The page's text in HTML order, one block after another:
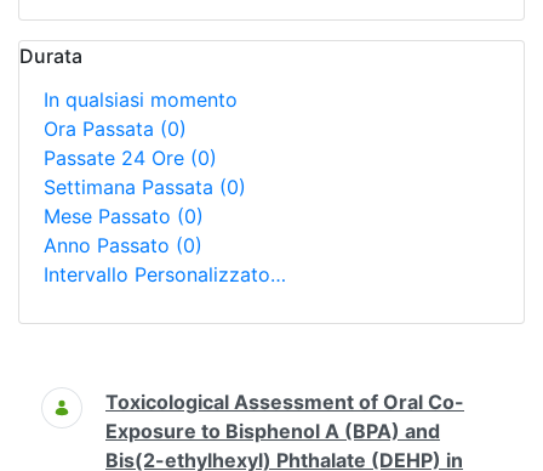
Durata
In qualsiasi momento
Ora Passata (0)
Passate 24 Ore (0)
Settimana Passata (0)
Mese Passato (0)
Anno Passato (0)
Intervallo Personalizzato…
Ricerca
Toxicological Assessment of Oral Co-
Exposure to Bisphenol A (BPA) and
Bis(2-ethylhexyl) Phthalate (DEHP) in